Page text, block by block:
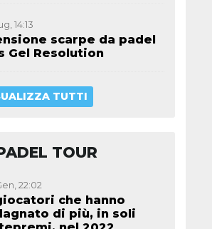
14:13
scarpe da padel
Gel Resolution
TUTTI
TOUR
22:02
che hanno
di più, in soli